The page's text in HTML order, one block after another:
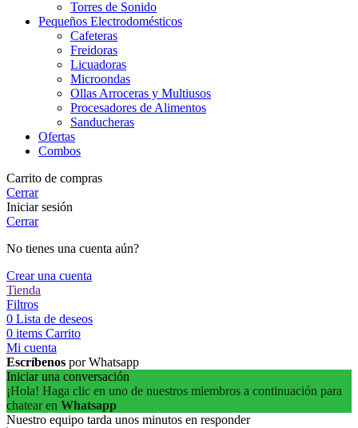
Torres de Sonido
Pequeños Electrodomésticos
Cafeteras
Freidoras
Licuadoras
Microondas
Ollas Arroceras y Multiusos
Procesadores de Alimentos
Sanducheras
Ofertas
Combos
Carrito de compras
Cerrar
Iniciar sesión
Cerrar
No tienes una cuenta aún?
Crear una cuenta
Tienda
Filtros
0 Lista de deseos
0 items Carrito
Mi cuenta
Escríbenos por Whatsapp
Iniciar una conversación
¡Hola! Haga clic en uno de nuestros miembros a continuación para
chatear en Whatsapp
Nuestro equipo tarda unos minutos en responder